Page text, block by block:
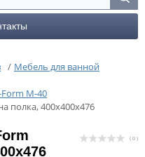
/ Мебель для ванной
Form М-40
полка, 400х400х476
( 0 )